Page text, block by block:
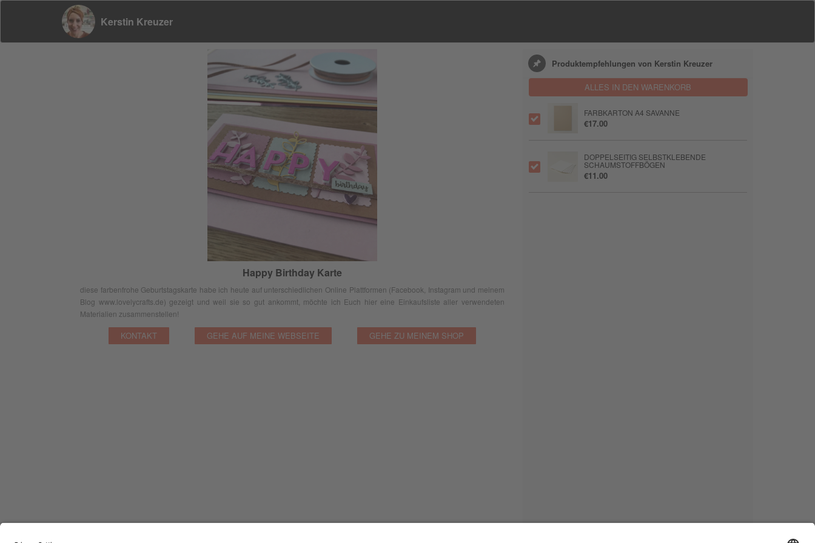
Kerstin Kreuzer
Happy Birthday Karte
diese farbenfrohe Geburtstagskarte habe ich heute auf unterschiedlichen Online Plattformen (Facebook, Instagram und meinem
Blog www.lovelycrafts.de) gezeigt und weil sie so gut ankommt, möchte ich Euch hier eine Einkaufsliste aller verwendeten
Materialien zusammenstellen!
KONTAKT GEHE AUF MEINE WEBSEITE GEHE ZU MEINEM SHOP
Produktempfehlungen von Kerstin Kreuzer
ALLES IN DEN WARENKORB
FARBKARTON A4 SAVANNE
€17.00
DOPPELSEITIG SELBSTKLEBENDE
SCHAUMSTOFFBÖGEN
€11.00